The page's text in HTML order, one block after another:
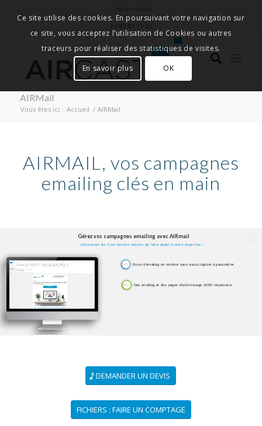
AIRMail
Vous êtes ici : Accueil / AIRMail
AIRMAIL, vos campagnes
emailing clés en main
Envoi d'emailing en nombre sans aucun logiciel à paramétrer
Des emailing et des pages d'atterrissage 100% responsive
Découvrez les trois bonnes raisons de faire appel à notre expertise !
Gérez vos campagnes emailing avec AIRmail
DEMANDER UN DEVIS
FICHIERS : FAIRE UN COMPTAGE
Ce site utilise des cookies. En poursuivant votre navigation sur
ce site, vous acceptez l’utilisation de Cookies ou autres
traceurs pour réaliser des statistiques de visites.
En savoir plus OK